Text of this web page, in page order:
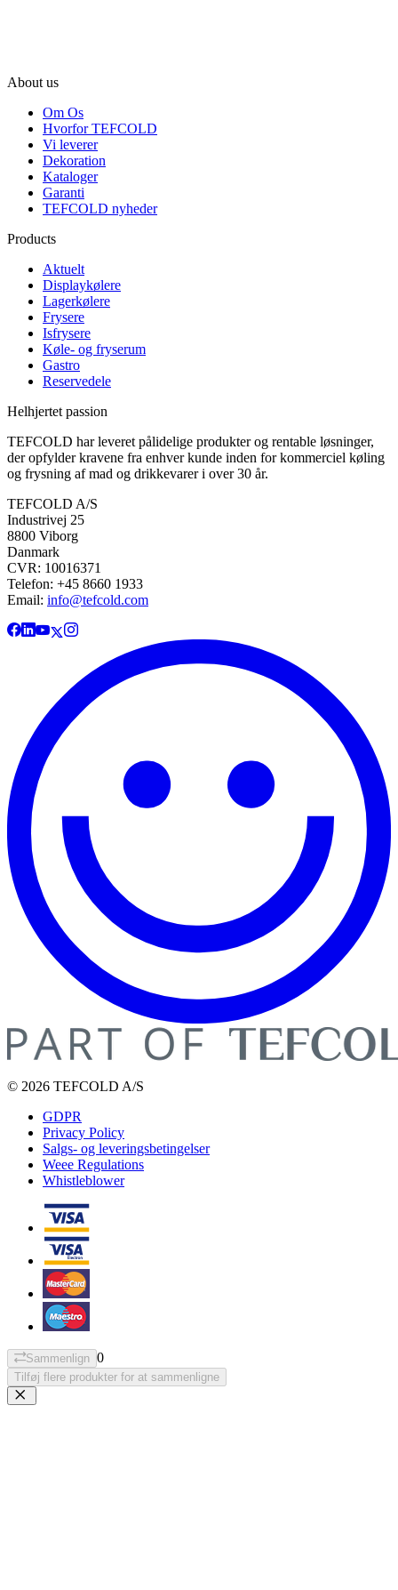
About us
Om Os
Hvorfor TEFCOLD
Vi leverer
Dekoration
Kataloger
Garanti
TEFCOLD nyheder
Products
Aktuelt
Displaykølere
Lagerkølere
Frysere
Isfrysere
Køle- og fryserum
Gastro
Reservedele
Helhjertet passion
TEFCOLD har leveret pålidelige produkter og rentable løsninger,
der opfylder kravene fra enhver kunde inden for kommerciel køling
og frysning af mad og drikkevarer i over 30 år.
TEFCOLD A/S
Industrivej 25
8800 Viborg
Danmark
CVR: 10016371
Telefon: +45 8660 1933
Email: info@tefcold.com
© 2026 TEFCOLD A/S
GDPR
Privacy Policy
Salgs- og leveringsbetingelser
Weee Regulations
Whistleblower
Sammenlign 0
Tilføj flere produkter for at sammenligne